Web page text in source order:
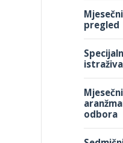
pregled
odbora